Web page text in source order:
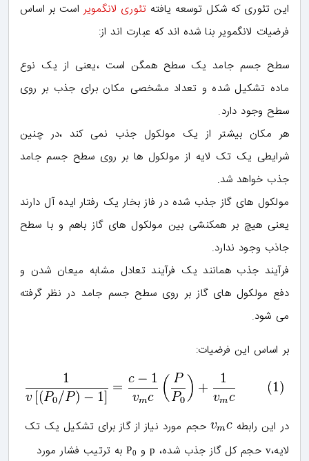
این تئوری که شکل توسعه یافته تئوری لانگمویراست بر اساس
فرضیات لانگمویر بنا شده اند که عبارت اند از:
سطح جسم جامد یک سطح همگن است ،یعنی از یک نوع
ماده تشکیل شده و تعداد مشخصی مکان برای جذب بر روی
سطح وجود دارد.
هر مکان بیشتر از یک مولکول جذب نمی کند ،در چنین
شرایطی یک تک لایه از مولکول ها بر روی سطح جسم جامد
جذب خواهد شد.
مولکول های گاز جذب شده در فاز بخار یک رفتار ایده آل دارند
یعنی هیچ بر همکنشی بین مولکول های گاز باهم و با سطح
جاذب وجود ندارد.
فرآیند جذب همانند یک فرآیند تعادل مشابه میعان شدن و
دفع مولکول های گاز بر روی سطح جسم جامد در نظر گرفته
می شود.
بر اساس این فرضیات:
در این رابطه
حجم مورد نیاز از گاز برای تشکیل یک تک
لایه،v حجم کل گاز جذب شده، p و P0
به ترتیب فشار مورد